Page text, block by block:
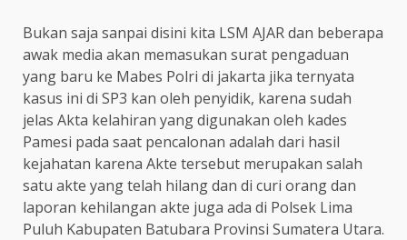
Bukan saja sanpai disini kita LSM AJAR dan beberapa
awak media akan memasukan surat pengaduan
yang baru ke Mabes Polri di jakarta jika ternyata
kasus ini di SP3 kan oleh penyidik, karena sudah
jelas Akta kelahiran yang digunakan oleh kades
Pamesi pada saat pencalonan adalah dari hasil
kejahatan karena Akte tersebut merupakan salah
satu akte yang telah hilang dan di curi orang dan
laporan kehilangan akte juga ada di Polsek Lima
Puluh Kabupaten Batubara Provinsi Sumatera Utara.